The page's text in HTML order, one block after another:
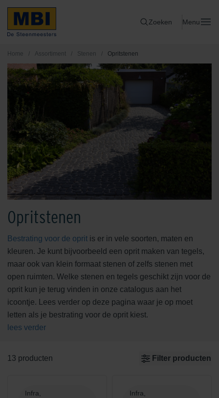
Zoeken Menu
Home / Assortiment / Stenen / Opritstenen
Opritstenen
Bestrating voor de oprit is er in vele soorten, maten en
kleuren. Je kunt bijvoorbeeld een oprit maken van tegels,
maar ook van klein formaat stenen of zelfs stenen met
open ruimten. Welke stenen en tegels geschikt zijn voor de
oprit kun je terug vinden in onze catalogus aan het
icoontje. Lees verder op deze pagina waar je op moet
letten als je bestrating voor de oprit kiest.
lees verder
13 producten Filter producten
Infra,
Infra,